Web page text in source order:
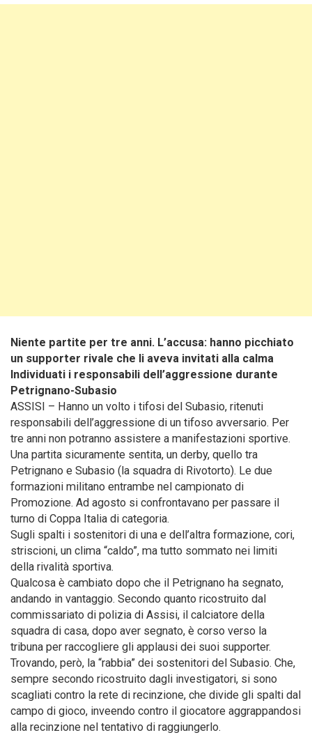
Niente partite per tre anni. L’accusa: hanno picchiato
un supporter rivale che li aveva invitati alla calma
Individuati i responsabili dell’aggressione durante
Petrignano-Subasio
ASSISI – Hanno un volto i tifosi del Subasio, ritenuti
responsabili dell’aggressione di un tifoso avversario. Per
tre anni non potranno assistere a manifestazioni sportive.
Una partita sicuramente sentita, un derby, quello tra
Petrignano e Subasio (la squadra di Rivotorto). Le due
formazioni militano entrambe nel campionato di
Promozione. Ad agosto si confrontavano per passare il
turno di Coppa Italia di categoria.
Sugli spalti i sostenitori di una e dell’altra formazione, cori,
striscioni, un clima “caldo”, ma tutto sommato nei limiti
della rivalità sportiva.
Qualcosa è cambiato dopo che il Petrignano ha segnato,
andando in vantaggio. Secondo quanto ricostruito dal
commissariato di polizia di Assisi, il calciatore della
squadra di casa, dopo aver segnato, è corso verso la
tribuna per raccogliere gli applausi dei suoi supporter.
Trovando, però, la “rabbia” dei sostenitori del Subasio. Che,
sempre secondo ricostruito dagli investigatori, si sono
scagliati contro la rete di recinzione, che divide gli spalti dal
campo di gioco, inveendo contro il giocatore aggrappandosi
alla recinzione nel tentativo di raggiungerlo.